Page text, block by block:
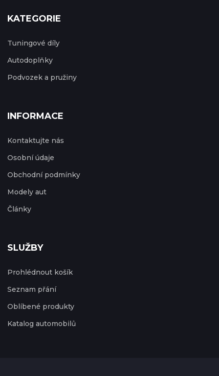
KATEGORIE
Tuningové díly
Autodoplňky
Podvozek a pružiny
INFORMACE
Kontaktujte nás
Osobní údaje
Obchodní podmínky
Modely aut
Články
SLUŽBY
Prohlédnout košík
Seznam přání
Oblíbené produkty
Katalog automobilů